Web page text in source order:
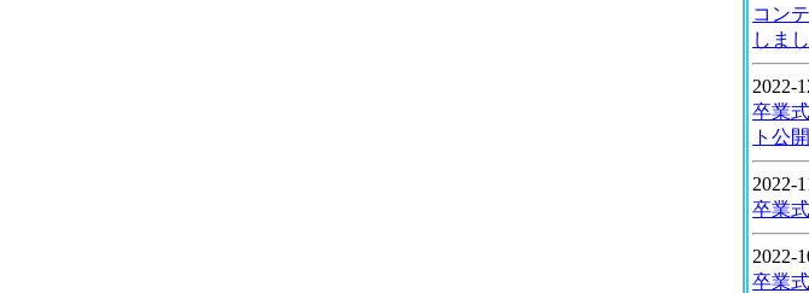
コン
しま
2022-
卒業
ト公開
2022-
卒業
2022-
卒業